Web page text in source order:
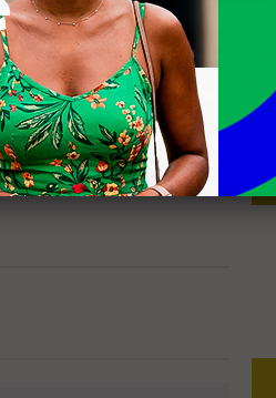
de fevereiro de
comerciais,
de alvará e multa.